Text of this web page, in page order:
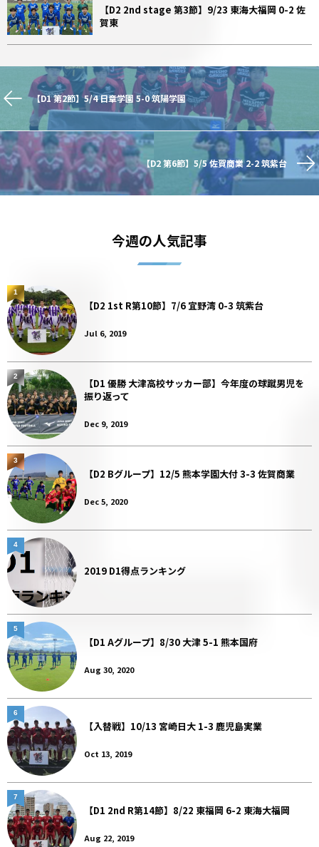
【D2 2nd stage 第3節】9/23 東海大福岡 0-2 佐
賀東
【D1 第2節】5/4 日章学園 5-0 筑陽学園
【D2 第6節】5/5 佐賀商業 2-2 筑紫台
今週の人気記事
【D2 1st R第10節】7/6 宜野湾 0-3 筑紫台
Jul 6, 2019
1
【D1 優勝 大津高校サッカー部】今年度の球蹴男児を
振り返って
Dec 9, 2019
2
【D2 Bグループ】12/5 熊本学園大付 3-3 佐賀商業
Dec 5, 2020
3
2019 D1得点ランキング
4
【D1 Aグループ】8/30 大津 5-1 熊本国府
Aug 30, 2020
5
【入替戦】10/13 宮崎日大 1-3 鹿児島実業
Oct 13, 2019
6
【D1 2nd R第14節】8/22 東福岡 6-2 東海大福岡
Aug 22, 2019
7